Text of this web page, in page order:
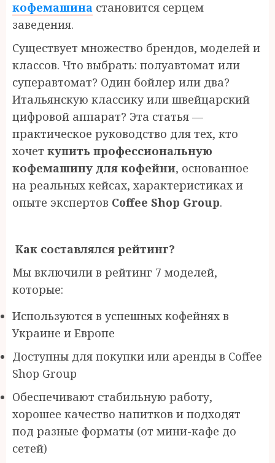
кофемашина становится серцем
заведения.
Существует множество брендов, моделей и
классов. Что выбрать: полуавтомат или
суперавтомат? Один бойлер или два?
Итальянскую классику или швейцарский
цифровой аппарат? Эта статья —
практическое руководство для тех, кто
хочет купить профессиональную
кофемашину для кофейни, основанное
на реальных кейсах, характеристиках и
опыте экспертов Coffee Shop Group.
Как составлялся рейтинг?
Мы включили в рейтинг 7 моделей,
которые:
Используются в успешных кофейнях в
Украине и Европе
Доступны для покупки или аренды в Coffee
Shop Group
Обеспечивают стабильную работу,
хорошее качество напитков и подходят
под разные форматы (от мини-кафе до
сетей)